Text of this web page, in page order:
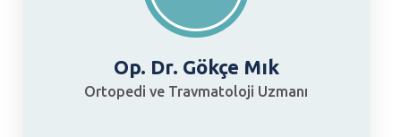
Op. Dr. Gökçe Mık
Ortopedi ve Travmatoloji Uzmanı